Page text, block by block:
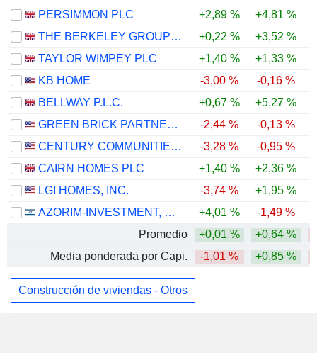
PERSIMMON PLC
+2,89 % +4,81 %
THE BERKELEY GROUP HOLDINGS PLC
+0,22 % +3,52 %
TAYLOR WIMPEY PLC
+1,40 % +1,33 %
KB HOME
-3,00 % -0,16 %
BELLWAY P.L.C.
+0,67 % +5,27 %
GREEN BRICK PARTNERS, INC.
-2,44 % -0,13 %
CENTURY COMMUNITIES, INC.
-3,28 % -0,95 %
CAIRN HOMES PLC
+1,40 % +2,36 %
LGI HOMES, INC.
-3,74 % +1,95 %
AZORIM-INVESTMENT, DEVELOPMENT & CONSTRUCTION CO. LTD
+4,01 % -1,49 %
Promedio
+0,01 % +0,64 %
Media ponderada por Capi.
-1,01 % +0,85 %
Construcción de viviendas - Otros